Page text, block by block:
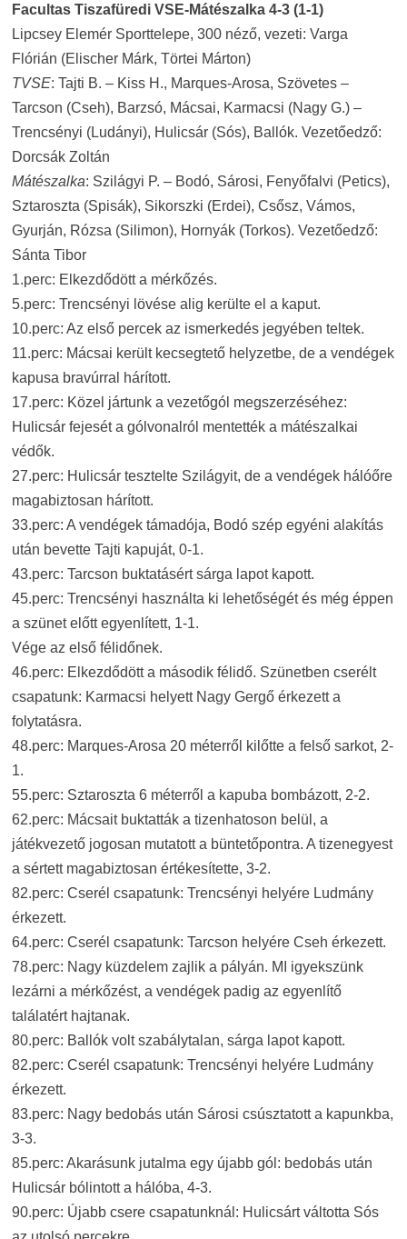
Facultas Tiszafüredi VSE-Mátészalka 4-3 (1-1)
Lipcsey Elemér Sporttelepe, 300 néző, vezeti: Varga
Flórián (Elischer Márk, Törtei Márton)
TVSE: Tajti B. – Kiss H., Marques-Arosa, Szövetes –
Tarcson (Cseh), Barzsó, Mácsai, Karmacsi (Nagy G.) –
Trencsényi (Ludányi), Hulicsár (Sós), Ballók. Vezetőedző:
Dorcsák Zoltán
Mátészalka: Szilágyi P. – Bodó, Sárosi, Fenyőfalvi (Petics),
Sztaroszta (Spisák), Sikorszki (Erdei), Csősz, Vámos,
Gyurján, Rózsa (Silimon), Hornyák (Torkos). Vezetőedző:
Sánta Tibor
1.perc: Elkezdődött a mérkőzés.
5.perc: Trencsényi lövése alig kerülte el a kaput.
10.perc: Az első percek az ismerkedés jegyében teltek.
11.perc: Mácsai került kecsegtető helyzetbe, de a vendégek
kapusa bravúrral hárított.
17.perc: Közel jártunk a vezetőgól megszerzéséhez:
Hulicsár fejesét a gólvonalról mentették a mátészalkai
védők.
27.perc: Hulicsár tesztelte Szilágyit, de a vendégek hálóőre
magabiztosan hárított.
33.perc: A vendégek támadója, Bodó szép egyéni alakítás
után bevette Tajti kapuját, 0-1.
43.perc: Tarcson buktatásért sárga lapot kapott.
45.perc: Trencsényi használta ki lehetőségét és még éppen
a szünet előtt egyenlített, 1-1.
Vége az első félidőnek.
46.perc: Elkezdődött a második félidő. Szünetben cserélt
csapatunk: Karmacsi helyett Nagy Gergő érkezett a
folytatásra.
48.perc: Marques-Arosa 20 méterről kilőtte a felső sarkot, 2-
1.
55.perc: Sztaroszta 6 méterről a kapuba bombázott, 2-2.
62.perc: Mácsait buktatták a tizenhatoson belül, a
játékvezető jogosan mutatott a büntetőpontra. A tizenegyest
a sértett magabiztosan értékesítette, 3-2.
82.perc: Cserél csapatunk: Trencsényi helyére Ludmány
érkezett.
64.perc: Cserél csapatunk: Tarcson helyére Cseh érkezett.
78.perc: Nagy küzdelem zajlik a pályán. MI igyekszünk
lezárni a mérkőzést, a vendégek padig az egyenlítő
találatért hajtanak.
80.perc: Ballók volt szabálytalan, sárga lapot kapott.
82.perc: Cserél csapatunk: Trencsényi helyére Ludmány
érkezett.
83.perc: Nagy bedobás után Sárosi csúsztatott a kapunkba,
3-3.
85.perc: Akarásunk jutalma egy újabb gól: bedobás után
Hulicsár bólintott a hálóba, 4-3.
90.perc: Újabb csere csapatunknál: Hulicsárt váltotta Sós